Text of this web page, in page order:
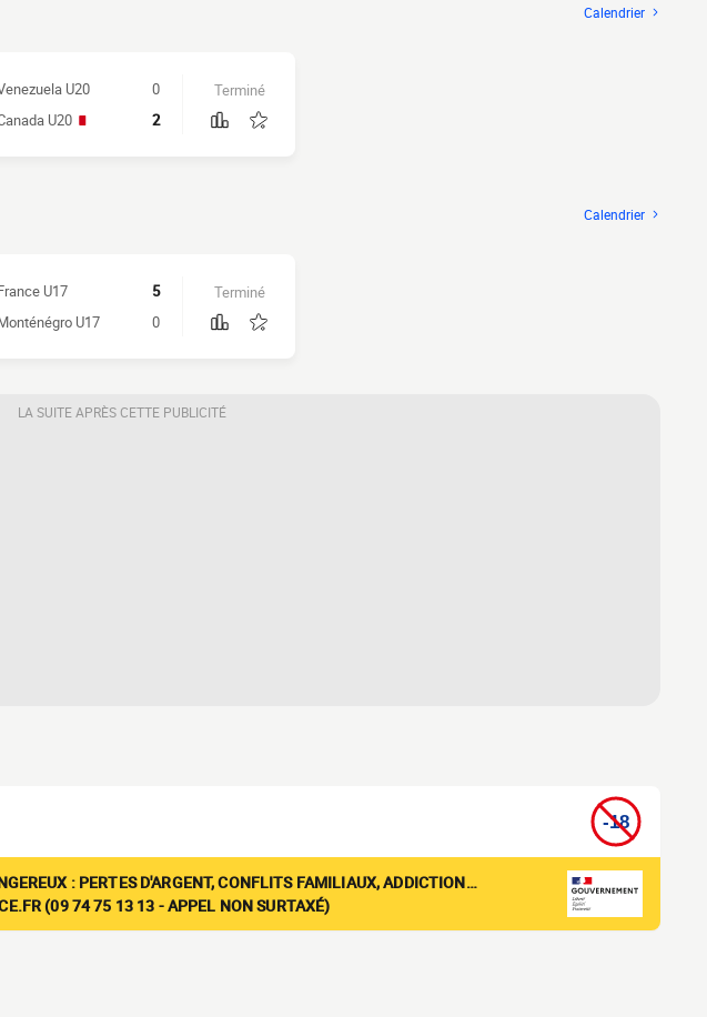
Calendrier
U20
0
U20
2
Terminé
Calendrier
U17
5
U17
0
Terminé
LA SUITE APRÈS CETTE PUBLICITÉ
: PERTES D'ARGENT, CONFLITS FAMILIAUX, ADDICTION…
(09 74 75 13 13 - APPEL NON SURTAXÉ)